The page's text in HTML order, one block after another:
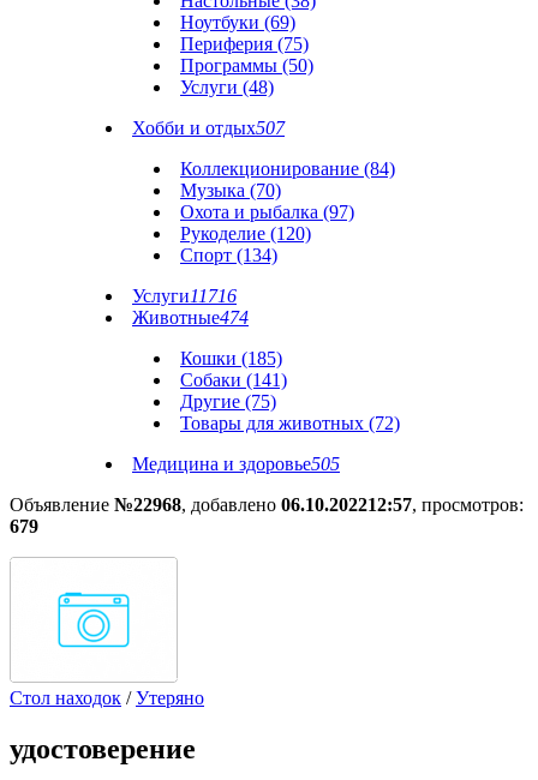
Ноутбуки (69)
Периферия (75)
Программы (50)
Услуги (48)
Хобби и отдых507
Коллекционирование (84)
Музыка (70)
Охота и рыбалка (97)
Рукоделие (120)
Спорт (134)
Услуги11716
Животные474
Кошки (185)
Собаки (141)
Другие (75)
Товары для животных (72)
Медицина и здоровье505
Объявление №22968, добавлено 06.10.202212:57, просмотров:
679
Стол находок /Утеряно
удостоверение